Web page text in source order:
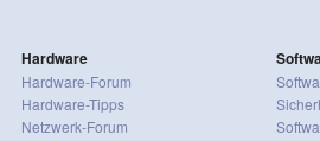
Hardware
Hardware-Forum
Hardware-Tipps
Netzwerk-Forum